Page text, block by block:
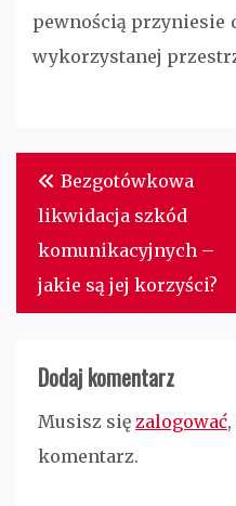
pewnością przyniesie
wykorzystanej
Nawigacja
wpisu
Bezgotówkowa
likwidacja szkód
komunikacyjnych –
jakie są jej korzyści?
Dodaj komentarz
Musisz się zalogować
komentarz.